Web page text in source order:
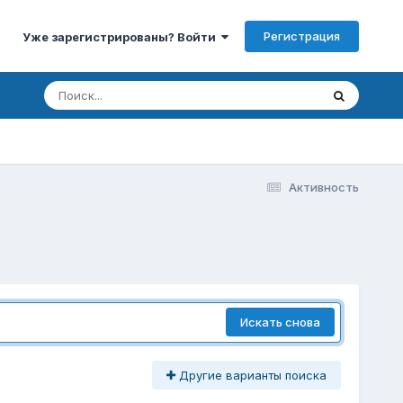
Уже зарегистрированы? Войти Регистрация
Активность
Искать снова
Другие варианты поиска